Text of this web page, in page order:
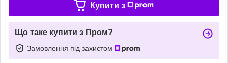
Купити з
Що таке купити з Пром?
Замовлення під захистом